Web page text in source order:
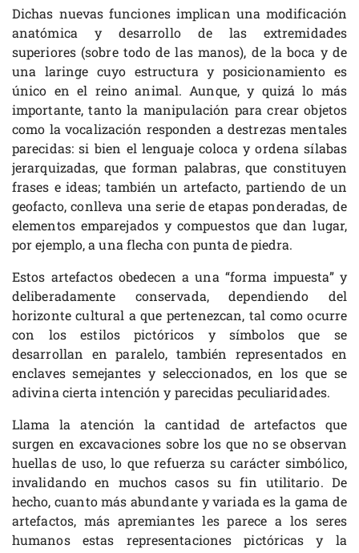
Dichas nuevas funciones implican una modificación
anatómica y desarrollo de las extremidades
superiores (sobre todo de las manos), de la boca y de
una laringe cuyo estructura y posicionamiento es
único en el reino animal. Aunque, y quizá lo más
importante, tanto la manipulación para crear objetos
como la vocalización responden a destrezas mentales
parecidas: si bien el lenguaje coloca y ordena sílabas
jerarquizadas, que forman palabras, que constituyen
frases e ideas; también un artefacto, partiendo de un
geofacto, conlleva una serie de etapas ponderadas, de
elementos emparejados y compuestos que dan lugar,
por ejemplo, a una flecha con punta de piedra.
Estos artefactos obedecen a una “forma impuesta” y
deliberadamente conservada, dependiendo del
horizonte cultural a que pertenezcan, tal como ocurre
con los estilos pictóricos y símbolos que se
desarrollan en paralelo, también representados en
enclaves semejantes y seleccionados, en los que se
adivina cierta intención y parecidas peculiaridades.
Llama la atención la cantidad de artefactos que
surgen en excavaciones sobre los que no se observan
huellas de uso, lo que refuerza su carácter simbólico,
invalidando en muchos casos su fin utilitario. De
hecho, cuanto más abundante y variada es la gama de
artefactos, más apremiantes les parece a los seres
humanos estas representaciones pictóricas y la